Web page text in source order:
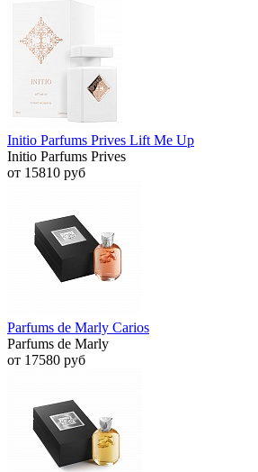
Initio Parfums Prives Lift Me Up
Initio Parfums Prives
от 15810 руб
Parfums de Marly Carios
Parfums de Marly
от 17580 руб